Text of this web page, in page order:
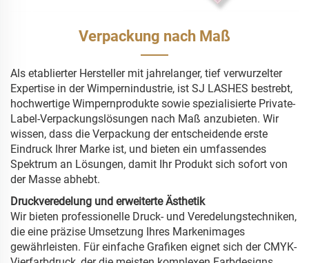
Verpackung nach Maß
Als etablierter Hersteller mit jahrelanger, tief verwurzelter
Expertise in der Wimpernindustrie, ist SJ LASHES bestrebt,
hochwertige Wimpernprodukte sowie spezialisierte Private-
Label-Verpackungslösungen nach Maß anzubieten. Wir
wissen, dass die Verpackung der entscheidende erste
Eindruck Ihrer Marke ist, und bieten ein umfassendes
Spektrum an Lösungen, damit Ihr Produkt sich sofort von
der Masse abhebt.
Druckveredelung und erweiterte Ästhetik
Wir bieten professionelle Druck- und Veredelungstechniken,
die eine präzise Umsetzung Ihres Markenimages
gewährleisten. Für einfache Grafiken eignet sich der CMYK-